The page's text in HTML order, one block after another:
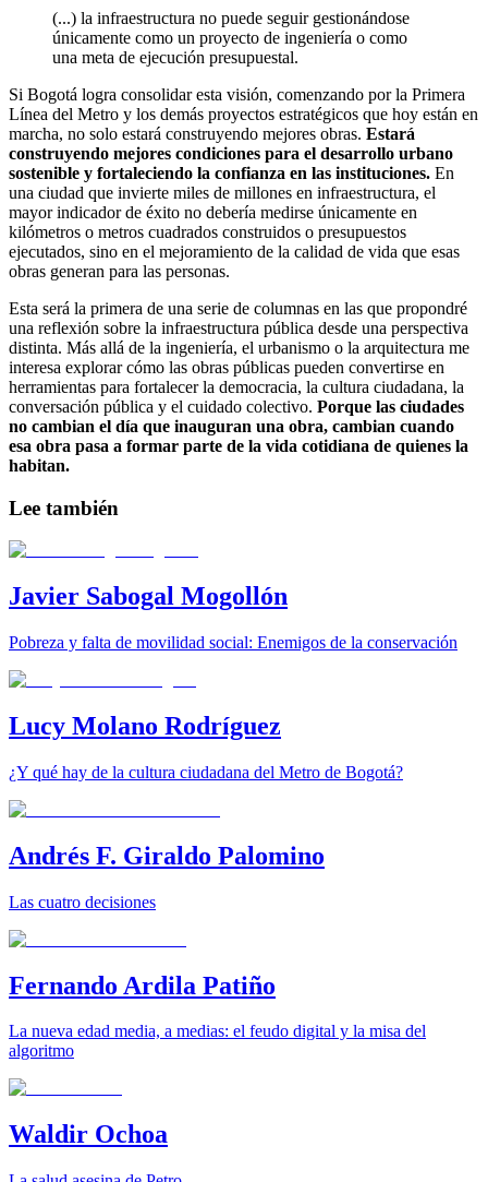
(...) la infraestructura no puede seguir gestionándose
únicamente como un proyecto de ingeniería o como
una meta de ejecución presupuestal.
Si Bogotá logra consolidar esta visión, comenzando por la Primera
Línea del Metro y los demás proyectos estratégicos que hoy están en
marcha, no solo estará construyendo mejores obras. Estará
construyendo mejores condiciones para el desarrollo urbano
sostenible y fortaleciendo la confianza en las instituciones. En
una ciudad que invierte miles de millones en infraestructura, el
mayor indicador de éxito no debería medirse únicamente en
kilómetros o metros cuadrados construidos o presupuestos
ejecutados, sino en el mejoramiento de la calidad de vida que esas
obras generan para las personas.
Esta será la primera de una serie de columnas en las que propondré
una reflexión sobre la infraestructura pública desde una perspectiva
distinta. Más allá de la ingeniería, el urbanismo o la arquitectura me
interesa explorar cómo las obras públicas pueden convertirse en
herramientas para fortalecer la democracia, la cultura ciudadana, la
conversación pública y el cuidado colectivo. Porque las ciudades
no cambian el día que inauguran una obra, cambian cuando
esa obra pasa a formar parte de la vida cotidiana de quienes la
habitan.
Lee también
Javier Sabogal Mogollón
Pobreza y falta de movilidad social: Enemigos de la conservación
Lucy Molano Rodríguez
¿Y qué hay de la cultura ciudadana del Metro de Bogotá?
Andrés F. Giraldo Palomino
Las cuatro decisiones
Fernando Ardila Patiño
La nueva edad media, a medias: el feudo digital y la misa del
algoritmo
Waldir Ochoa